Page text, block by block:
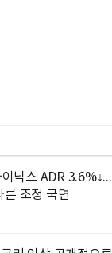
닉스 ADR 3.6%↓...
른 조정 국면